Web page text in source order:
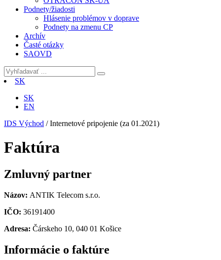
Podnety/žiadosti
Hlásenie problémov v doprave
Podnety na zmenu CP
Archív
Časté otázky
SAOVD
SK
SK
EN
IDS Východ /Internetové pripojenie (za 01.2021)
Faktúra
Zmluvný partner
Názov: ANTIK Telecom s.r.o.
IČO: 36191400
Adresa: Čárskeho 10, 040 01 Košice
Informácie o faktúre